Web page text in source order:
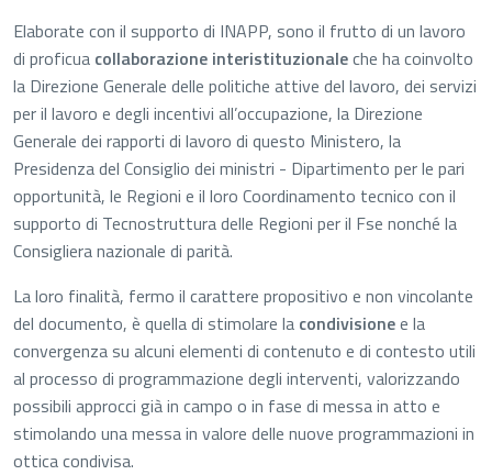
Elaborate con il supporto di INAPP, sono il frutto di un lavoro
di proficua collaborazione interistituzionaleche ha coinvolto
la Direzione Generale delle politiche attive del lavoro, dei servizi
per il lavoro e degli incentivi all’occupazione, la Direzione
Generale dei rapporti di lavoro di questo Ministero, la
Presidenza del Consiglio dei ministri - Dipartimento per le pari
opportunità, le Regioni e il loro Coordinamento tecnico con il
supporto di Tecnostruttura delle Regioni per il Fse nonché la
Consigliera nazionale di parità.
La loro finalità, fermo il carattere propositivo e non vincolante
del documento, è quella di stimolare la condivisionee la
convergenza su alcuni elementi di contenuto e di contesto utili
al processo di programmazione degli interventi, valorizzando
possibili approcci già in campo o in fase di messa in atto e
stimolando una messa in valore delle nuove programmazioni in
ottica condivisa.